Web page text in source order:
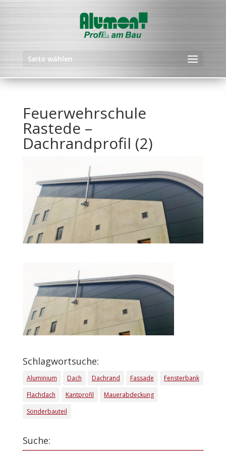
Seite wählen
Feuerwehrschule
Rastede –
Dachrandprofil (2)
Schlagwortsuche:
Aluminium Dach Dachrand Fassade
Fensterbank
Flachdach
Kantprofil
Mauerabdeckung
Sonderbauteil
Suche: